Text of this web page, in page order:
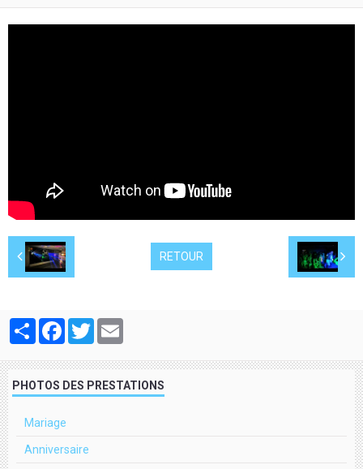
RETOUR
PartagerFacebook
Twitter
PHOTOS DES PRESTATIONS
Mariage
Anniversaire